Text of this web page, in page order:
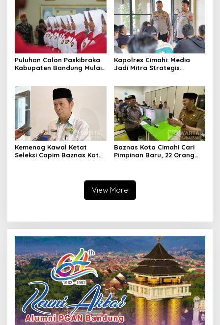
Daerah
Puluhan Calon Paskibraka
Kabupaten Bandung Mulai
Kapolres Cimahi: Media
Jadi Mitra Strategis
Kemenag Kawal Ketat
Seleksi Capim Baznas Kota
Baznas Kota Cimahi Cari
Pimpinan Baru, 22 Orang
View More